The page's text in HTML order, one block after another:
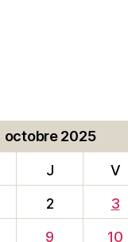
octobre 2025
J V
2 3
9 10